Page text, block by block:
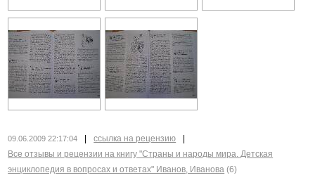
09.06.2009 22:17:04 ссылка на рецензию
Все отзывы и рецензии на книгу "Страны и народы мира. Детская
энциклопедия в вопросах и ответах" Иванов, Иванова (6)